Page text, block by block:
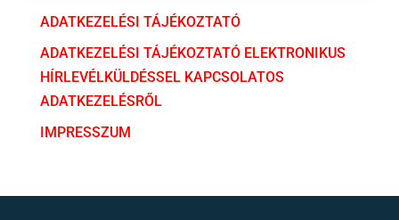
ADATKEZELÉSI TÁJÉKOZTATÓ
ADATKEZELÉSI TÁJÉKOZTATÓ ELEKTRONIKUS
HÍRLEVÉLKÜLDÉSSEL KAPCSOLATOS
ADATKEZELÉSRŐL
IMPRESSZUM